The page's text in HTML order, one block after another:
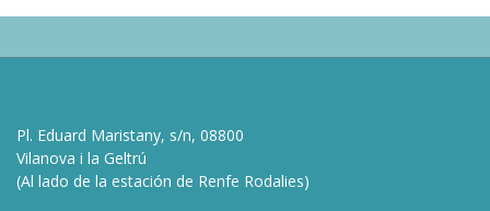
Pl. Eduard Maristany, s/n, 08800
Vilanova i la Geltrú
(Al lado de la estación de Renfe Rodalies)